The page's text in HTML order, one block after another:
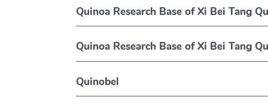
Quinoa Research Base of Xi Bei Tang
Quinoa Research Base of Xi Bei Tang
Quinobel